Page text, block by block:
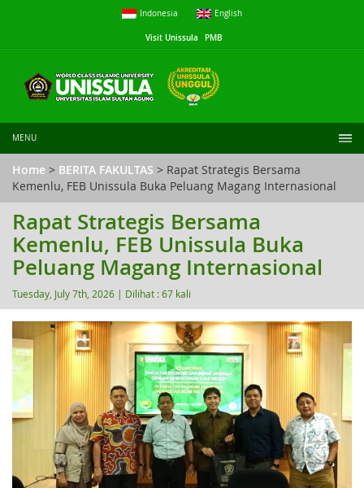
Indonesia English
Visit Unissula PMB
MENU
Home > BERITA FAKULTAS > Rapat Strategis Bersama
Kemenlu, FEB Unissula Buka Peluang Magang Internasional
Rapat Strategis Bersama
Kemenlu, FEB Unissula Buka
Peluang Magang Internasional
Tuesday, July 7th, 2026 | Dilihat : 67 kali